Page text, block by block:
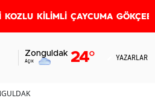
KOZLU KİLİMLİ ÇAYCUMA
Zonguldak
Açık 24° YAZARLAR